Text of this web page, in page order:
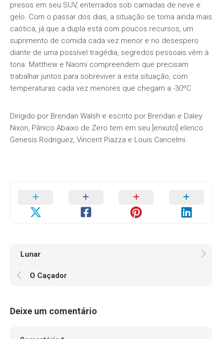
presos em seu SUV, enterrados sob camadas de neve e
gelo. Com o passar dos dias, a situação se torna ainda mais
caótica, já que a dupla está com poucos recursos, um
suprimento de comida cada vez menor e no desespero
diante de uma possível tragédia, segredos pessoais vêm à
tona. Matthew e Naomi compreendem que precisam
trabalhar juntos para sobreviver a esta situação, com
temperaturas cada vez menores que chegam a -30ºC.
Dirigido por Brendan Walsh e escrito por Brendan e Daley
Nixon, Pânico Abaixo de Zero tem em seu [enxuto] elenco
Genesis Rodriguez, Vincent Piazza e Louis Cancelmi.
Lunar
O Caçador
Deixe um comentário